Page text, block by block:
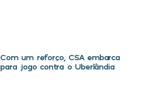
Com um reforço, CSA embarca
para jogo contra o Uberlândia